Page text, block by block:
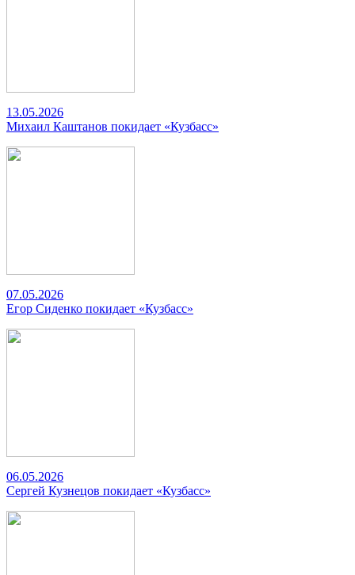
13.05.2026
Михаил Каштанов покидает «Кузбасс»
07.05.2026
Егор Сиденко покидает «Кузбасс»
06.05.2026
Сергей Кузнецов покидает «Кузбасс»